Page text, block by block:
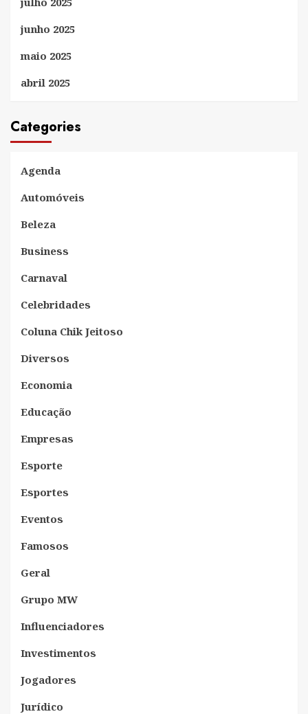
junho 2025
maio 2025
abril 2025
Categories
Agenda
Automóveis
Beleza
Business
Carnaval
Celebridades
Coluna Chik Jeitoso
Diversos
Economia
Educação
Empresas
Esporte
Esportes
Eventos
Famosos
Geral
Grupo MW
Influenciadores
Investimentos
Jogadores
Jurídico